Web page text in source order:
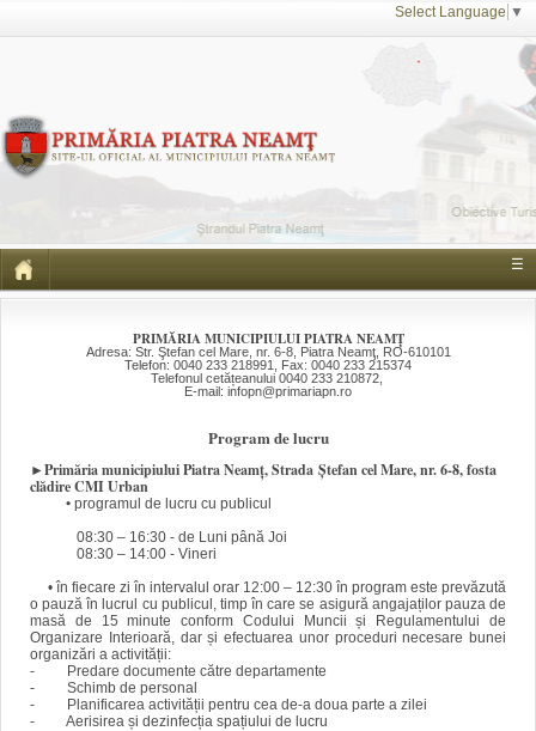
Select Language ▼
☰
PRIMĂRIA MUNICIPIULUI PIATRA NEAMŢ
Adresa: Str. Ştefan cel Mare, nr. 6-8, Piatra Neamţ, RO-610101
Telefon: 0040 233 218991, Fax: 0040 233 215374
Telefonul cetățeanului 0040 233 210872,
E-mail: infopn@primariapn.ro
Program de lucru
►Primăria municipiului Piatra Neamț, Strada Ștefan cel Mare, nr. 6-8, fosta
clădire CMI Urban
• programul de lucru cu publicul
08:30 – 16:30 - de Luni până Joi
08:30 – 14:00 - Vineri
• în fiecare zi în intervalul orar 12:00 – 12:30 în program este prevăzută
o pauză în lucrul cu publicul, timp în care se asigură angajaților pauza de
masă de 15 minute conform Codului Muncii și Regulamentului de
Organizare Interioară, dar și efectuarea unor proceduri necesare bunei
organizări a activității:
- Predare documente către departamente
- Schimb de personal
- Planificarea activității pentru cea de-a doua parte a zilei
- Aerisirea și dezinfecția spațiului de lucru